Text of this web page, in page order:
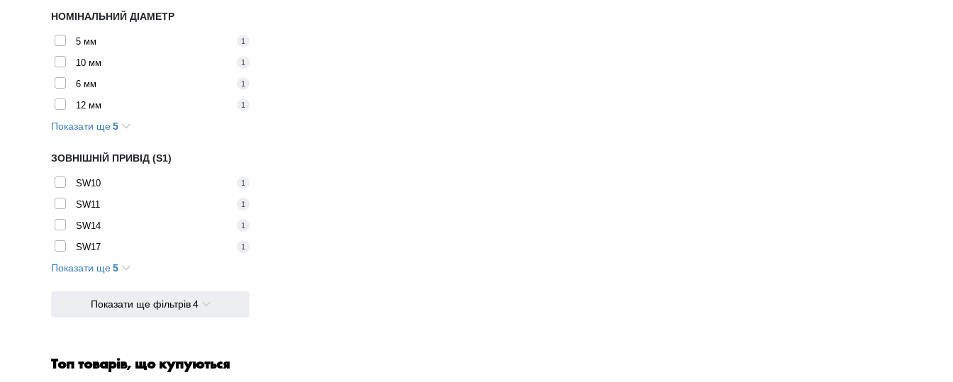
НОМІНАЛЬНИЙ ДІАМЕТР
5 мм 1
10 мм 1
6 мм 1
12 мм 1
14 мм
Показати ще5
ЗОВНІШНІЙ ПРИВІД (S1)
SW10 1
SW11 1
SW14 1
SW17 1
SW19
SW24
Показати ще5
Показати ще фільтрів 4
Топ товарів, що купуються